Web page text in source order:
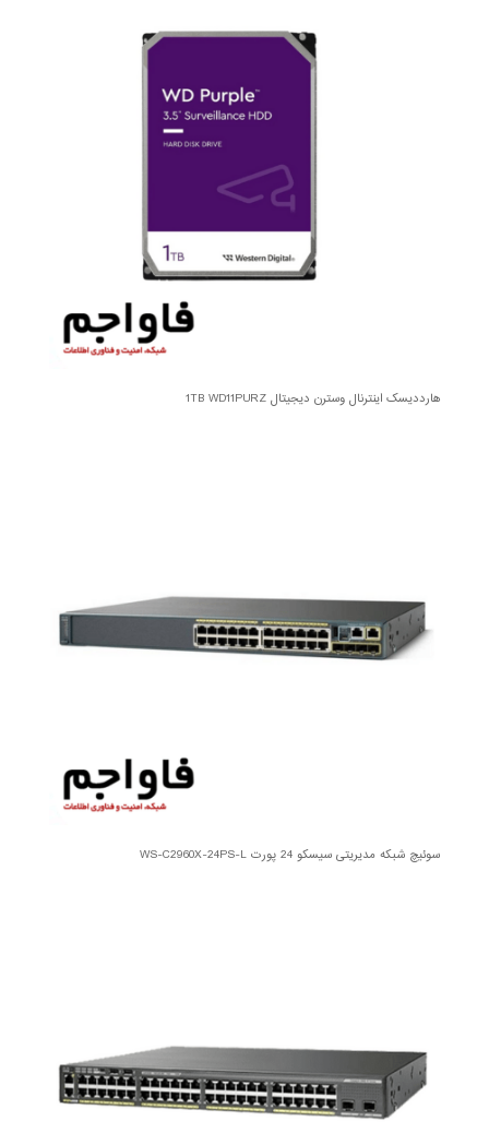
هارددیسک اینترنال وسترن دیجیتال 1TB WD11PURZ
سوئیچ شبکه مدیریتی سیسکو 24 پورت WS-C2960X-24PS-L